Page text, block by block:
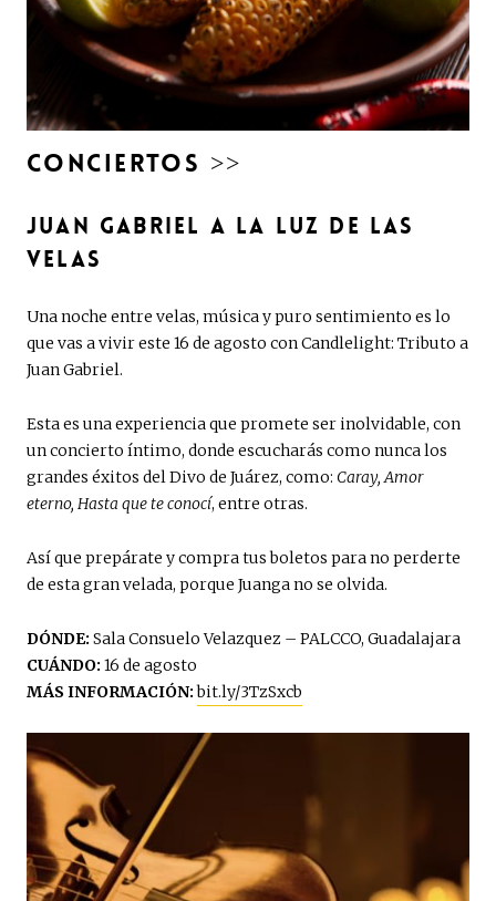
CONCIERTOS >>
JUAN GABRIEL A LA LUZ DE LAS
VELAS
Una noche entre velas, música y puro sentimiento es lo
que vas a vivir este 16 de agosto con Candlelight: Tributo a
Juan Gabriel.
Esta es una experiencia que promete ser inolvidable, con
un concierto íntimo, donde escucharás como nunca los
grandes éxitos del Divo de Juárez, como: Caray, Amor
eterno, Hasta que te conocí, entre otras.
Así que prepárate y compra tus boletos para no perderte
de esta gran velada, porque Juanga no se olvida.
DÓNDE: Sala Consuelo Velazquez – PALCCO, Guadalajara
CUÁNDO: 16 de agosto
MÁS INFORMACIÓN: bit.ly/3TzSxcb